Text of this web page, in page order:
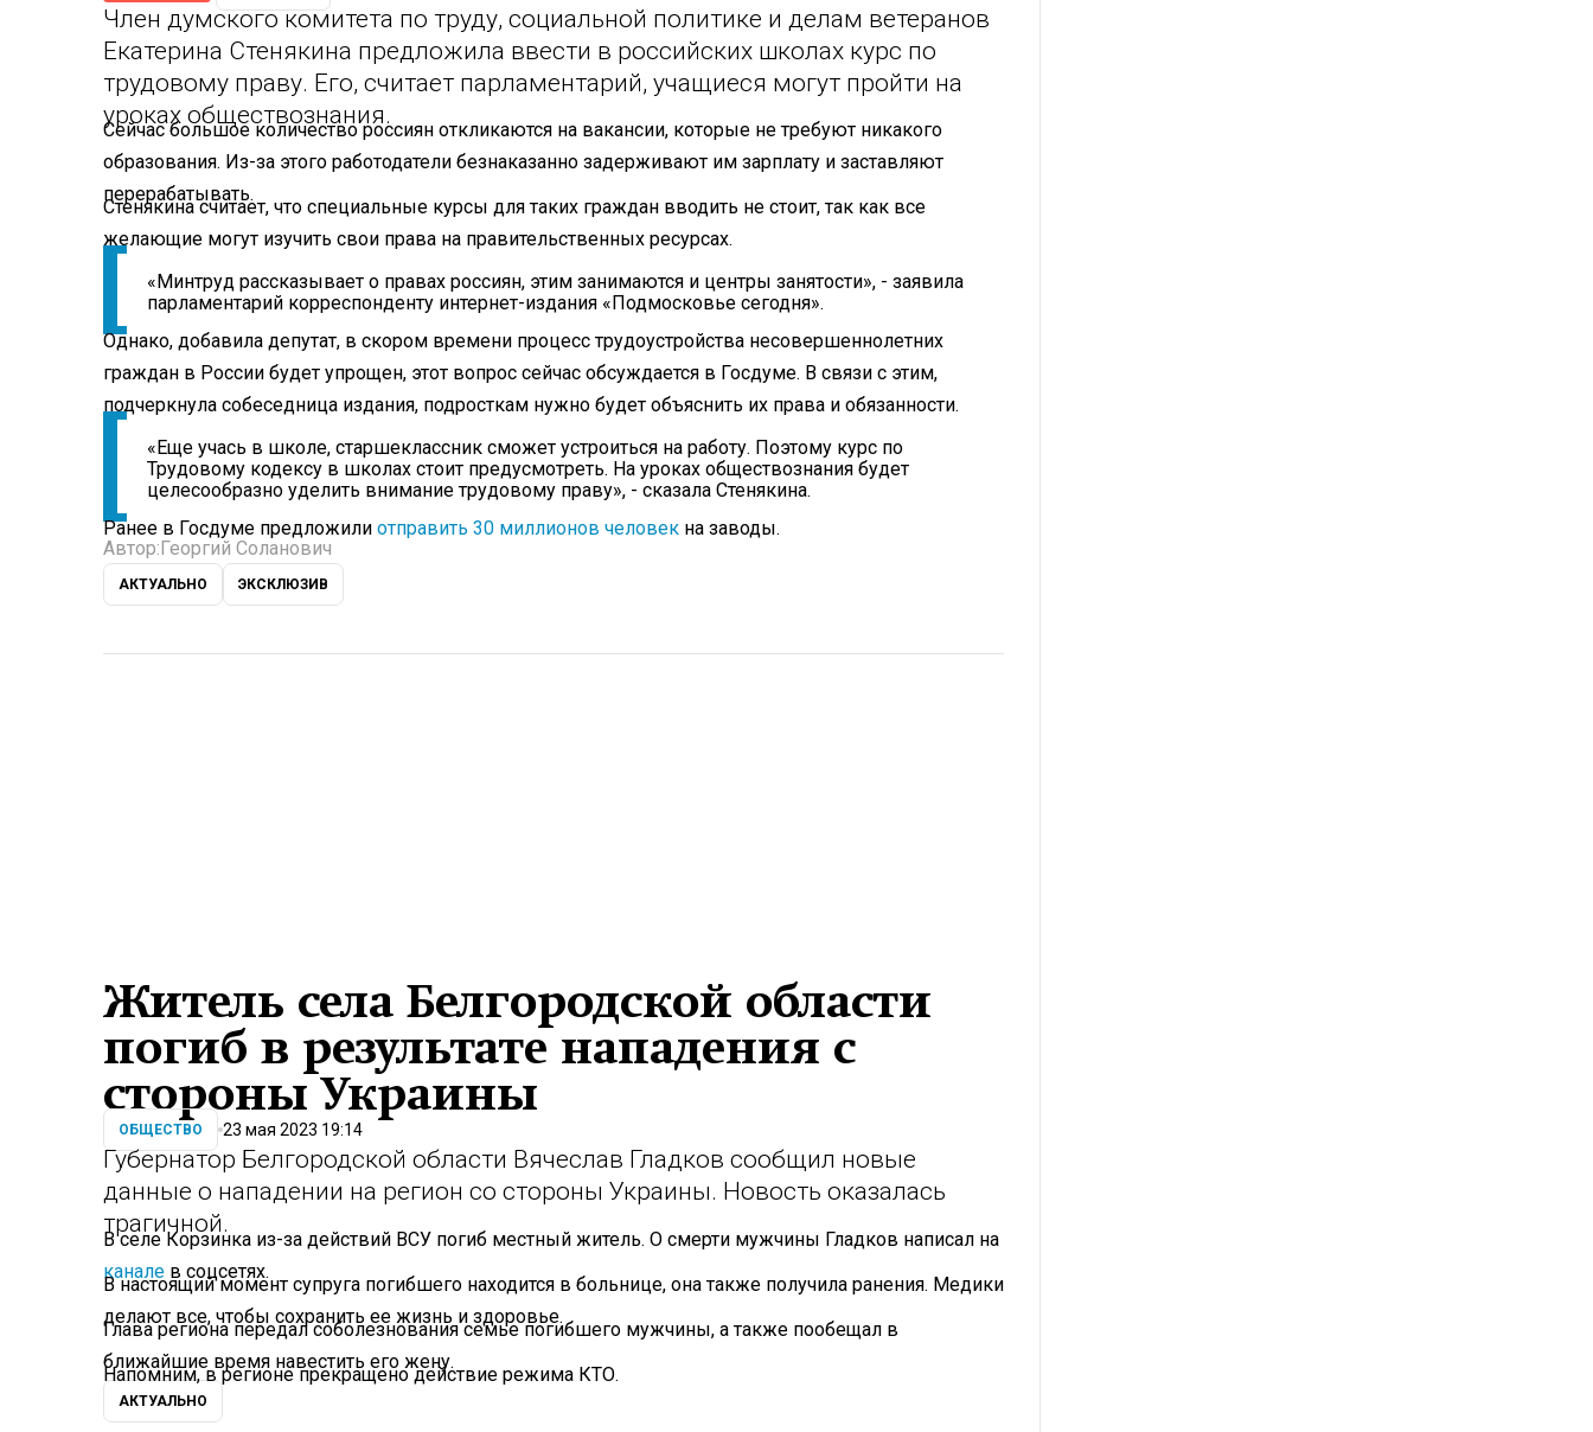
Член думского комитета по труду, социальной политике и делам ветеранов
Екатерина Стенякина предложила ввести в российских школах курс по
трудовому праву. Его, считает парламентарий, учащиеся могут пройти на
уроках обществознания.
Сейчас большое количество россиян откликаются на вакансии, которые не требуют никакого
образования. Из-за этого работодатели безнаказанно задерживают им зарплату и заставляют
перерабатывать.
Стенякина считает, что специальные курсы для таких граждан вводить не стоит, так как все
желающие могут изучить свои права на правительственных ресурсах.
«Минтруд рассказывает о правах россиян, этим занимаются и центры занятости», - заявила
парламентарий корреспонденту интернет-издания «Подмосковье сегодня».
Однако, добавила депутат, в скором времени процесс трудоустройства несовершеннолетних
граждан в России будет упрощен, этот вопрос сейчас обсуждается в Госдуме. В связи с этим,
подчеркнула собеседница издания, подросткам нужно будет объяснить их права и обязанности.
«Еще учась в школе, старшеклассник сможет устроиться на работу. Поэтому курс по
Трудовому кодексу в школах стоит предусмотреть. На уроках обществознания будет
целесообразно уделить внимание трудовому праву», - сказала Стенякина.
Ранее в Госдуме предложили отправить 30 миллионов человек на заводы.
Автор: Георгий Соланович
АКТУАЛЬНО ЭКСКЛЮЗИВ
Житель села Белгородской области
погиб в результате нападения с
стороны Украины
ОБЩЕСТВО 23 мая 2023 19:14
Губернатор Белгородской области Вячеслав Гладков сообщил новые
данные о нападении на регион со стороны Украины. Новость оказалась
трагичной.
В селе Корзинка из-за действий ВСУ погиб местный житель. О смерти мужчины Гладков написал на
канале в соцсетях.
В настоящий момент супруга погибшего находится в больнице, она также получила ранения. Медики
делают все, чтобы сохранить ее жизнь и здоровье.
Глава региона передал соболезнования семье погибшего мужчины, а также пообещал в
ближайшие время навестить его жену.
Напомним, в регионе прекращено действие режима КТО.
АКТУАЛЬНО